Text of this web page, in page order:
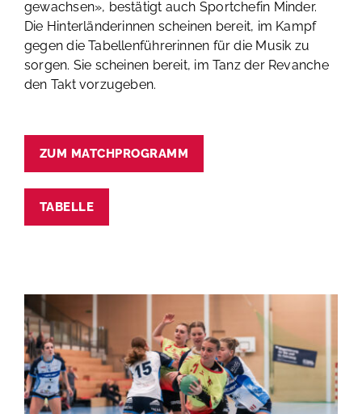
gewachsen», bestätigt auch Sportchefin Minder.
Die Hinterländerinnen scheinen bereit, im Kampf
gegen die Tabellenführerinnen für die Musik zu
sorgen. Sie scheinen bereit, im Tanz der Revanche
den Takt vorzugeben.
ZUM MATCHPROGRAMM
TABELLE